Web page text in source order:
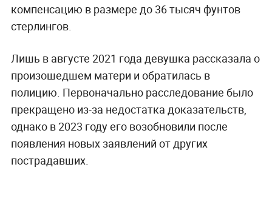
компенсацию в размере до 36 тысяч фунтов
стерлингов.
Лишь в августе 2021 года девушка рассказала о
произошедшем матери и обратилась в
полицию. Первоначально расследование было
прекращено из-за недостатка доказательств,
однако в 2023 году его возобновили после
появления новых заявлений от других
пострадавших.